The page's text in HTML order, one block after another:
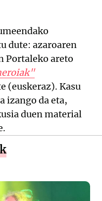
dute: azaroaren
Portaleko areto
(euskeraz). Kasu
izango da eta,
duen material